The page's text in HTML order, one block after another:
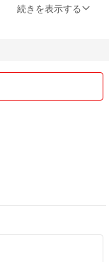
続きを表示する